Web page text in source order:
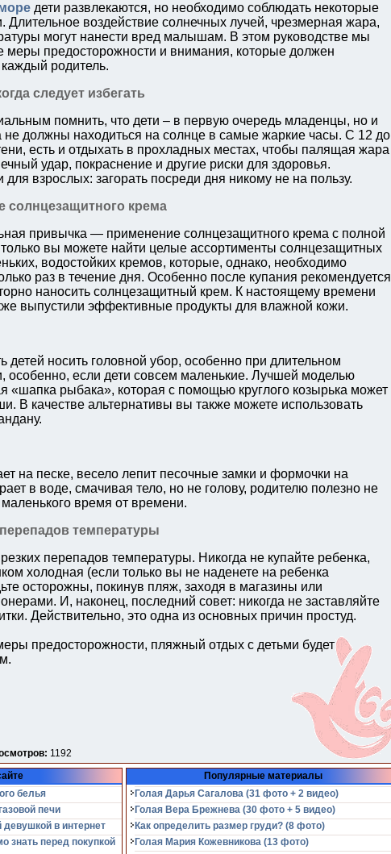
дети развлекаются, но необходимо соблюдать некоторые
Длительное воздействие солнечных лучей, чрезмерная жара,
могут нанести вред малышам. В этом руководстве мы
меры предосторожности и внимания, которые должен
родитель.
следует избегать
помнить, что дети – в первую очередь младенцы, но и
не должны находиться на солнце в самые жаркие часы. С 12 до
есть и отдыхать в прохладных местах, чтобы палящая жара
удар, покраснение и другие риски для здоровья.
взрослых: загорать посреди дня никому не на пользу.
солнцезащитного крема
привычка — применение солнцезащитного крема с полной
вы можете найти целые ассортименты солнцезащитных
водостойких кремов, которые, однако, необходимо
раз в течение дня. Особенно после купания рекомендуется
наносить солнцезащитный крем. К настоящему времени
выпустили эффективные продукты для влажной кожи.
детей носить головной убор, особенно при длительном
особенно, если дети совсем маленькие. Лучшей моделью
«шапка рыбака», которая с помощью круглого козырька может
В качестве альтернативы вы также можете использовать
на песке, весело лепит песочные замки и формочки на
в воде, смачивая тело, но не голову, родителю полезно не
время от времени.
температуры
перепадов температуры. Никогда не купайте ребенка,
холодная (если только вы не наденете на ребенка
осторожны, покинув пляж, заходя в магазины или
И, наконец, последний совет: никогда не заставляйте
Действительно, это одна из основных причин простуд.
предосторожности, пляжный отдых с детьми будет
1192
белья
печи
девушкой в интернет
знать перед покупкой
Популярные материалы
Голая Дарья Сагалова (31 фото + 2 видео)
Голая Вера Брежнева (30 фото + 5 видео)
Как определить размер груди? (8 фото)
Голая Мария Кожевникова (13 фото)